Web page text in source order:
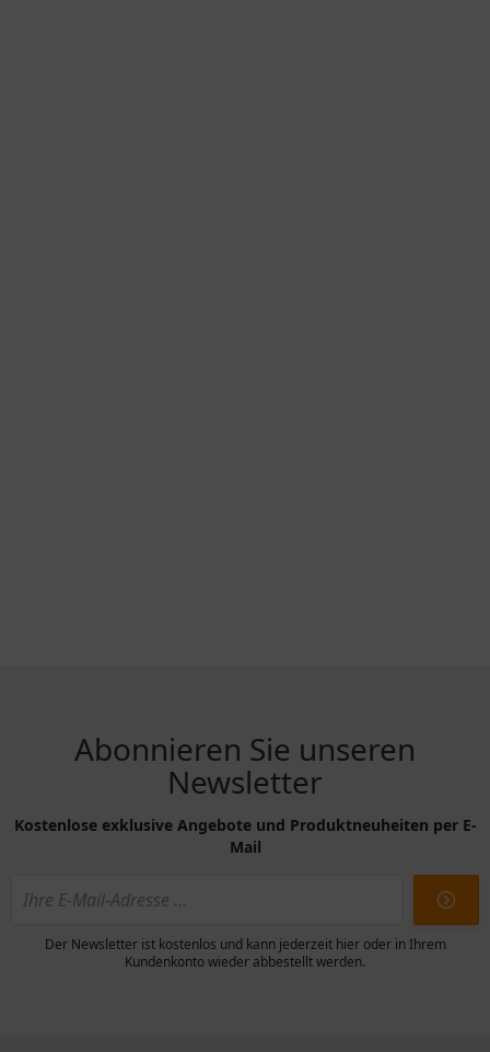
Abonnieren Sie unseren
Newsletter
Kostenlose exklusive Angebote und Produktneuheiten per E-
Mail
Der Newsletter ist kostenlos und kann jederzeit hier oder in Ihrem
Kundenkonto wieder abbestellt werden.